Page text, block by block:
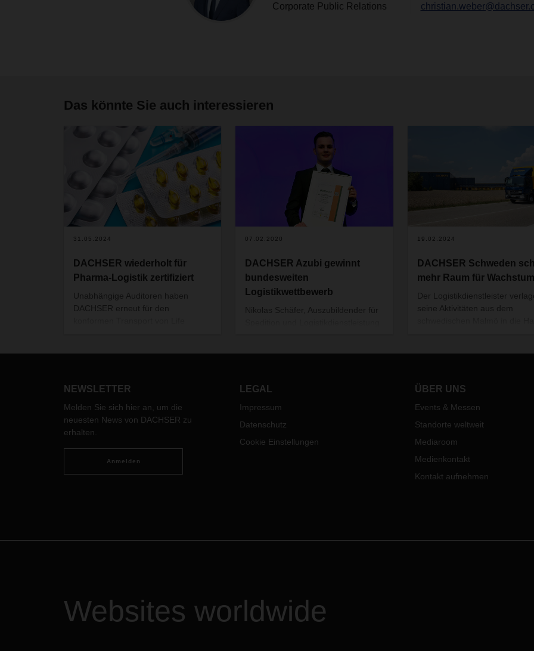
Corporate Public Relations
Das könnte Sie auch interessieren
31.05.2024
DACHSER wiederholt für
Pharma-Logistik zertifiziert
Unabhängige Auditoren haben
DACHSER erneut für den
in Barcelona, Madrid, Mumbai,
Kempten nach GDP (Good
Distribution Practice).
07.02.2020
DACHSER Azubi gewinnt
bundesweiten
Logistikwettbewerb
Nikolas Schäfer, Auszubildender für
setzte sich gegen mehr als 1.580
19.02.2024
DACHSER Schweden
mehr Raum für Wachstum
Der Logistikdienstleister
seine Aktivitäten aus dem
Der Umzug ist für Ende des
NEWSLETTER
Melden Sie sich hier an, um die
neuesten News von DACHSER zu
erhalten.
Anmelden
LEGAL
Impressum
Datenschutz
Cookie Einstellungen
ÜBER UNS
Events & Messen
Standorte weltweit
Mediaroom
Medienkontakt
Kontakt aufnehmen
Websites worldwide